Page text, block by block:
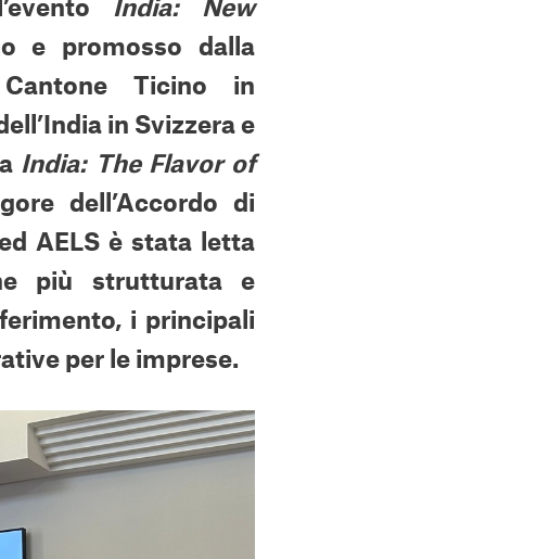
India: New
e promosso dalla
Ticino in
in Svizzera e
India: The Flavor of
dell’Accordo di
AELS è stata letta
più strutturata e
i principali
per le imprese.